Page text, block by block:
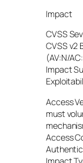
Impact
CVSS
CVSS v2
(AV:N/
Impact
Access
must
Access